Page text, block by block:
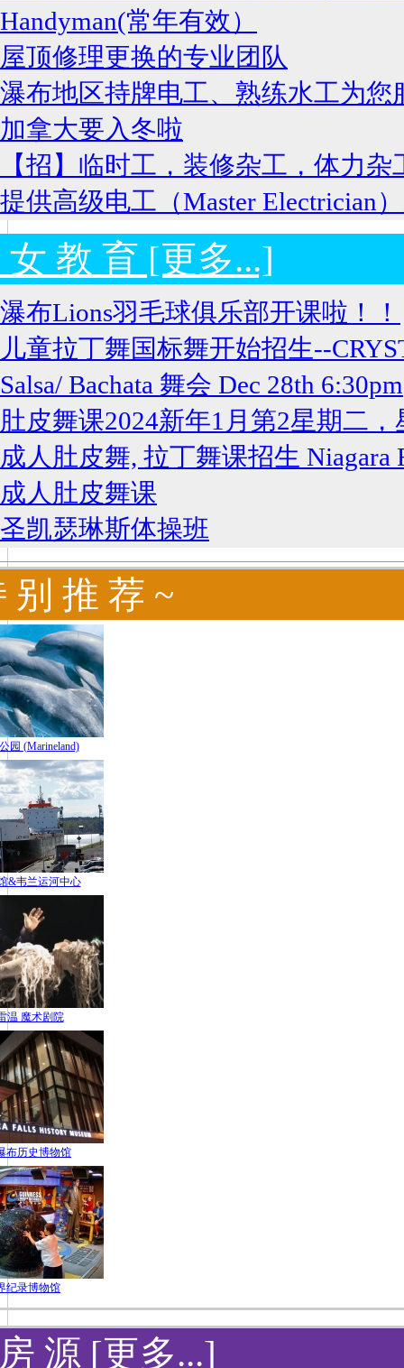
Handyman(常年有效）
屋顶修理更换的专业团队
瀑布地区持牌电工、熟练水工为您
加拿大要入冬啦
【招】临时工，装修杂工，体力杂
提供高级电工（Master Electrician
女 教 育 [更多...]
瀑布Lions羽毛球俱乐部开课啦！！
儿童拉丁舞国标舞开始招生--
Salsa/ Bachata 舞会 Dec 28th 6:30pm
肚皮舞课2024新年1月第2星期二
成人肚皮舞, 拉丁舞课招生 Niagara
成人肚皮舞课
圣凯瑟琳斯体操班
别 推 荐 ~
园 (Marineland)
&韦兰运河中心
温 魔术剧院
布历史博物馆
纪录博物馆
源 [更多...]